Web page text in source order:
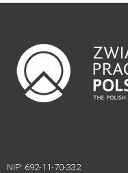
NIP: 692-11-70-332